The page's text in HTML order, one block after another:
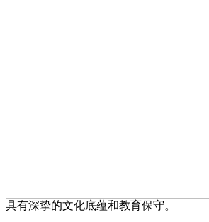
具有深挚的文化底蕴和教育保守。